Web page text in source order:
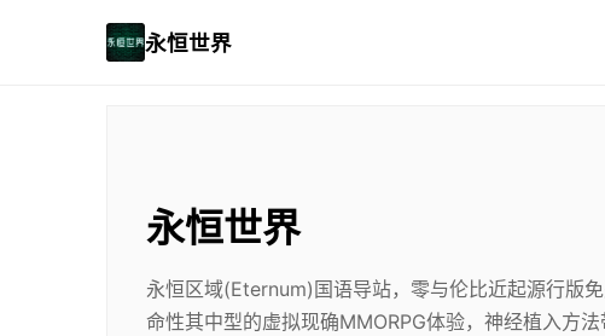
永恒世界
永恒世界
永恒区域(Eternum)国语导站，零与伦比近起源行版
命性其中型的虚拟现确MMORPG体验，神经植入方